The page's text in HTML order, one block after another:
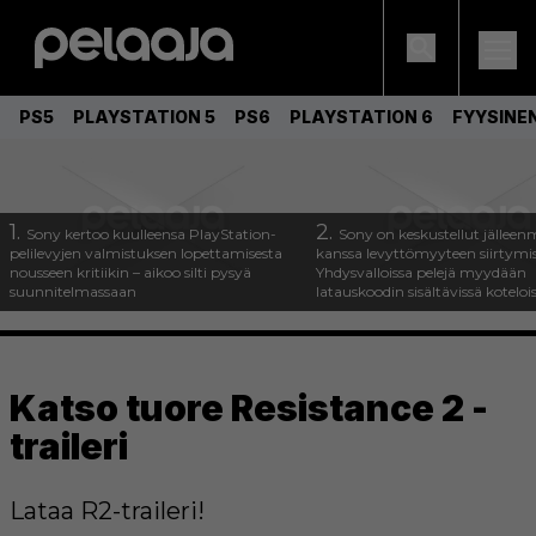
PS5 PLAYSTATION 5 PS6 PLAYSTATION 6
1. Sony kertoo kuulleensa PlayStation-
pelilevyjen valmistuksen lopettamisesta
nousseen kritiikin – aikoo silti pysyä
suunnitelmassaan
2. Sony on keskustellut
kanssa levyttömyyteen
Yhdysvalloissa pelejä myydään
latauskoodin sisältävissä
Katso tuore Resistance 2 -
traileri
Lataa R2-traileri!